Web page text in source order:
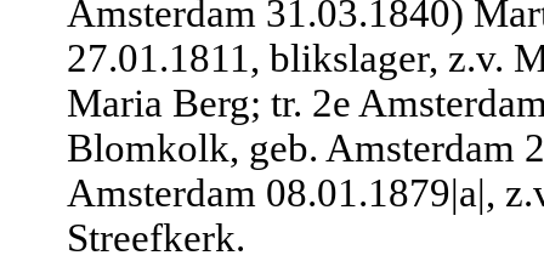
Amsterdam 31.03.1840)
27.01.1811, blikslager, z.v.
Maria Berg; tr. 2e
Blomkolk, geb. Amsterdam
Amsterdam 08.01.1879|a|,
Streefkerk.